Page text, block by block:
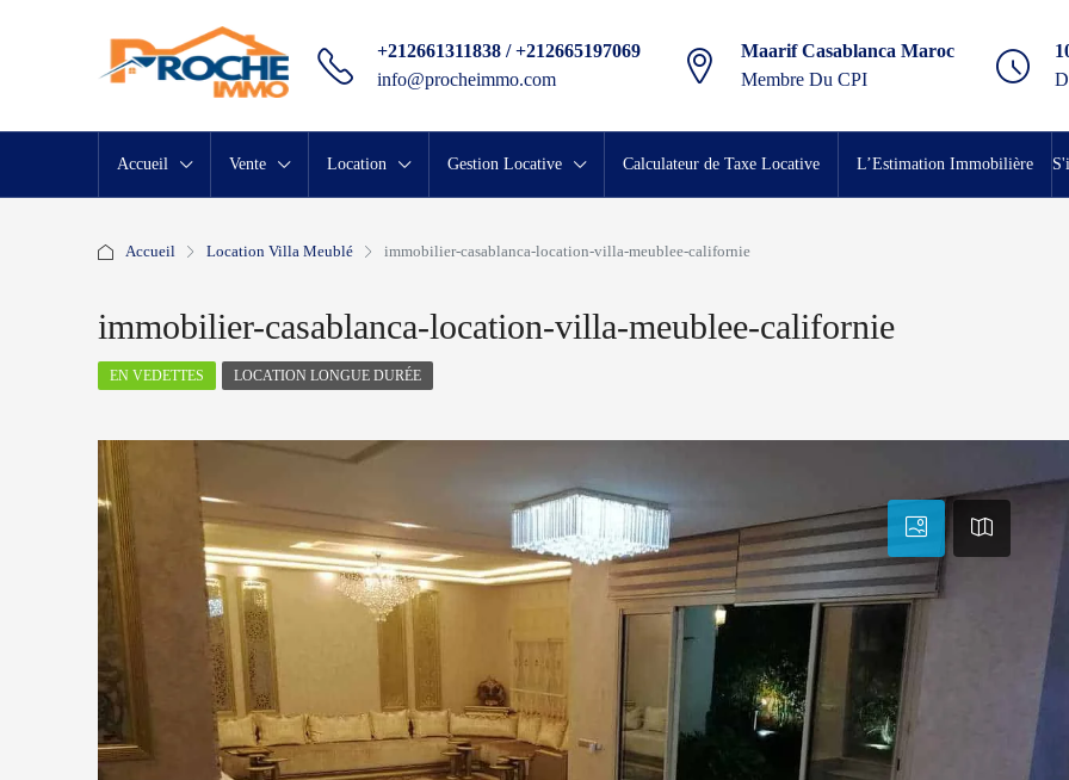
+212661311838 / +212665197069
info@procheimmo.com
Maarif Casablanca Maroc
Membre Du CPI
Accueil Vente Location Gestion Locative Calculateur de Taxe Locative L’Estimation Immobilière
Accueil Location Villa Meublé immobilier-casablanca-location-villa-meublee-californie
immobilier-casablanca-location-villa-meublee-californie
EN VEDETTES LOCATION LONGUE DURÉE